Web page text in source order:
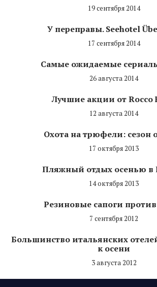
19 сентября 2014
У переправы. Seehotel
17 сентября 2014
Самые ожидаемые
26 августа 2014
Лучшие акции от Rocco
12 августа 2014
Охота на трюфели: сезон
17 октября 2013
Пляжный отдых осенью в
14 октября 2013
Резиновые сапоги
7 сентября 2012
Большинство итальянских
к осени
3 августа 2012